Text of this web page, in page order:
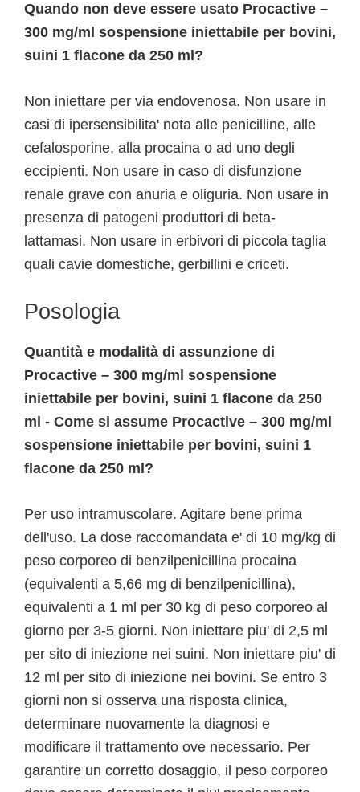
Quando non deve essere usato Procactive –
300 mg/ml sospensione iniettabile per bovini,
suini 1 flacone da 250 ml?
Non iniettare per via endovenosa. Non usare in
casi di ipersensibilita' nota alle penicilline, alle
cefalosporine, alla procaina o ad uno degli
eccipienti. Non usare in caso di disfunzione
renale grave con anuria e oliguria. Non usare in
presenza di patogeni produttori di beta-
lattamasi. Non usare in erbivori di piccola taglia
quali cavie domestiche, gerbillini e criceti.
Posologia
Quantità e modalità di assunzione di
Procactive – 300 mg/ml sospensione
iniettabile per bovini, suini 1 flacone da 250
ml - Come si assume Procactive – 300 mg/ml
sospensione iniettabile per bovini, suini 1
flacone da 250 ml?
Per uso intramuscolare. Agitare bene prima
dell'uso. La dose raccomandata e' di 10 mg/kg di
peso corporeo di benzilpenicillina procaina
(equivalenti a 5,66 mg di benzilpenicillina),
equivalenti a 1 ml per 30 kg di peso corporeo al
giorno per 3-5 giorni. Non iniettare piu' di 2,5 ml
per sito di iniezione nei suini. Non iniettare piu' di
12 ml per sito di iniezione nei bovini. Se entro 3
giorni non si osserva una risposta clinica,
determinare nuovamente la diagnosi e
modificare il trattamento ove necessario. Per
garantire un corretto dosaggio, il peso corporeo